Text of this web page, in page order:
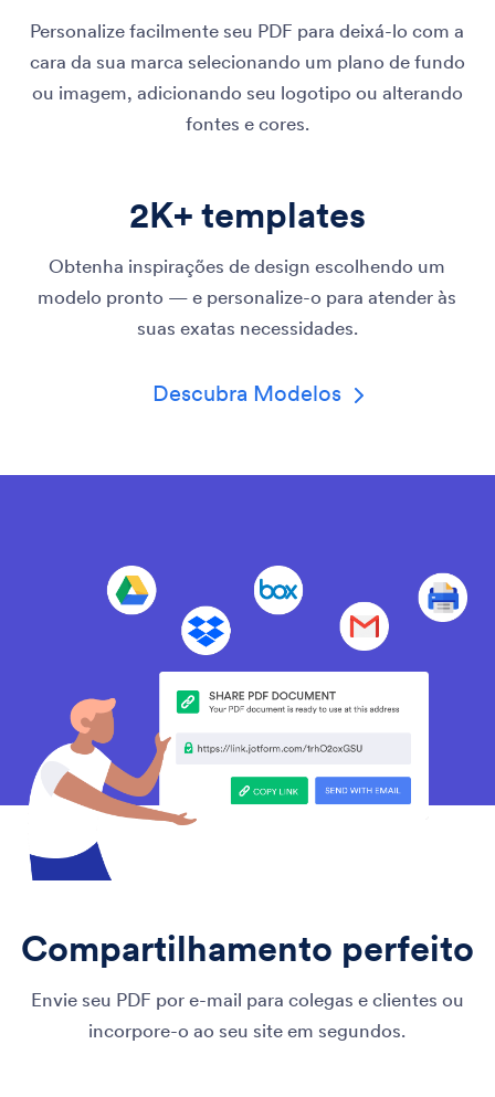
Personalize facilmente seu PDF para deixá-lo com a
cara da sua marca selecionando um plano de fundo
ou imagem, adicionando seu logotipo ou alterando
fontes e cores.
2K+ templates
Obtenha inspirações de design escolhendo um
modelo pronto — e personalize-o para atender às
suas exatas necessidades.
Descubra Modelos
Compartilhamento perfeito
Envie seu PDF por e-mail para colegas e clientes ou
incorpore-o ao seu site em segundos.